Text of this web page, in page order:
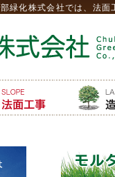
緑化株式会社では、法